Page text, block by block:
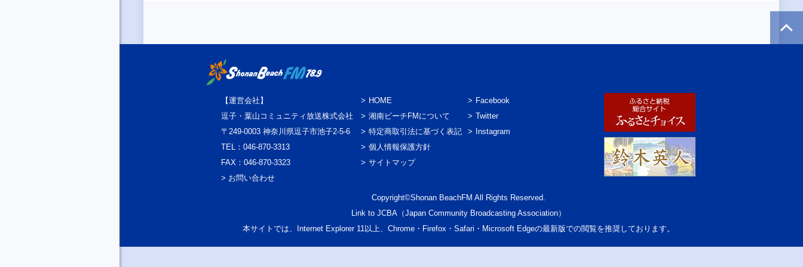
【運営会社】
逗子・葉山コミュニティ放送株式会社
〒249-0003 神奈川県逗子市池子2-5-6
TEL：046-870-3313
FAX：046-870-3323
> お問い合わせ
HOME
湘南ビーチFMについて
特定商取引法に基づく表記
個人情報保護方針
サイトマップ
Facebook
Twitter
Instagram
Copyright©Shonan BeachFM All Rights Reserved.
Link to JCBA（Japan Community Broadcasting Association）
本サイトでは、Internet Explorer 11以上、Chrome・Firefox・Safari・Microsoft Edgeの最新版での閲覧を推奨しております。